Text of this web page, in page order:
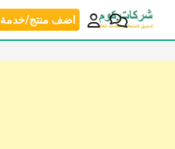
انتقل
اضف منتج/خدمة